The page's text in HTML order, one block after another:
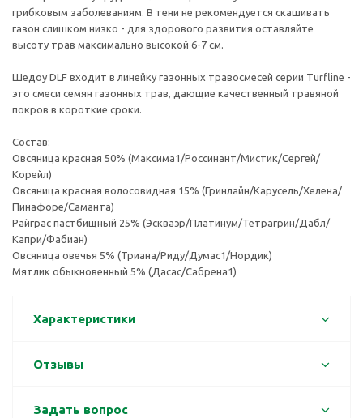
грибковым заболеваниям. В тени не рекомендуется скашивать
газон слишком низко - для здорового развития оставляйте
высоту трав максимально высокой 6-7 см.
Шедоу DLF входит в линейку газонных травосмесей серии Turfline -
это смеси семян газонных трав, дающие качественный травяной
покров в короткие сроки.
Состав:
Овсяница красная 50% (Максима1/Россинант/Мистик/Сергей/
Корейл)
Овсяница красная волосовидная 15% (Гринлайн/Карусель/Хелена/
Пинафоре/Саманта)
Райграс пастбищный 25% (Эскваэр/Платинум/Тетрагрин/Дабл/
Капри/Фабиан)
Овсяница овечья 5% (Триана/Риду/Думас1/Нордик)
Мятлик обыкновенный 5% (Дасас/Сабрена1)
Характеристики
Отзывы
Задать вопрос